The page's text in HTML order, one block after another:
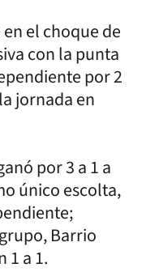
el choque de
con la punta
por 2
jornada en
por 3 a 1 a
único escolta,
Barrio
1 a 1.